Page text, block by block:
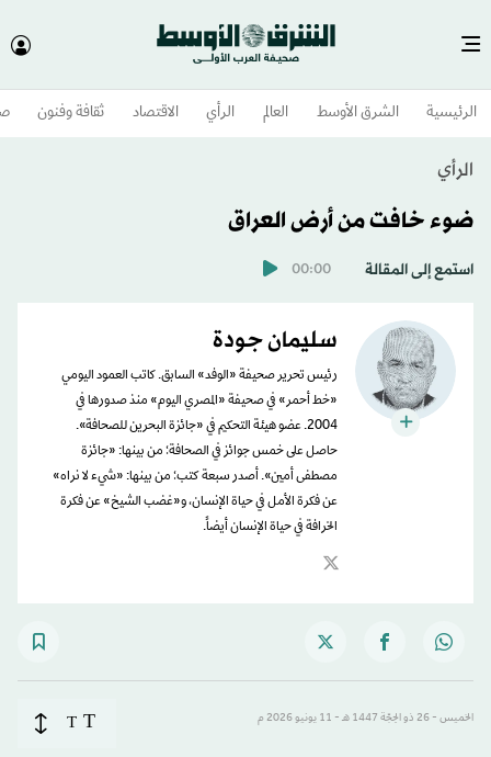
الرئيسية الشرق الأوسط​ العالم الرأي الاقتصاد ثقافة وفنون
الرأي
ضوء خافت من أرض العراق
استمع إلى المقالة 00:00
سليمان جودة
رئيس تحرير صحيفة «الوفد» السابق. كاتب العمود اليومي
«خط أحمر» في صحيفة «المصري اليوم» منذ صدورها في
2004. عضو هيئة التحكيم في «جائزة البحرين للصحافة».
حاصل على خمس جوائز في الصحافة؛ من بينها: «جائزة
مصطفى أمين». أصدر سبعة كتب؛ من بينها: «شيء لا نراه»
عن فكرة الأمل في حياة الإنسان، و«غضب الشيخ» عن فكرة
الخرافة في حياة الإنسان أيضاً.
الخميس - 26 ذو الحِجّة 1447 هـ - 11 يونيو 2026 م T
T